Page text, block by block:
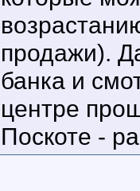
продажи).
банка и
центре
Поскоте -